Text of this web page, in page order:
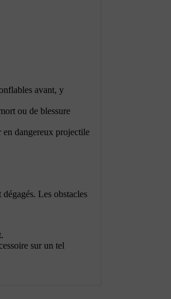
avant, y
ou de blessure
en dangereux projectile
Les obstacles
sur un tel